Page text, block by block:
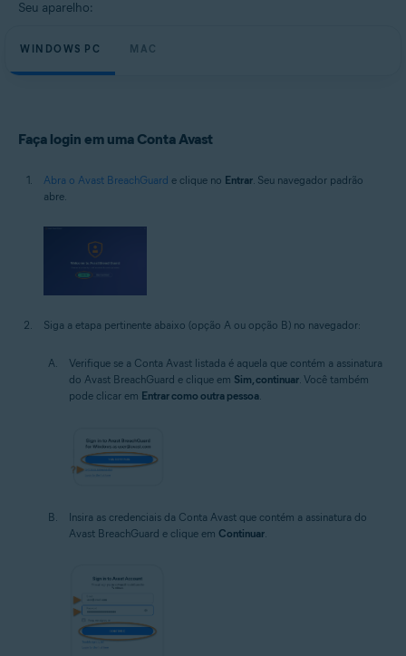
Apple macOS 11.x (Big Sur)
Apple macOS 10.14.x (Mojave)
Seu aparelho:
WINDOWS PC MAC
Faça login em uma Conta Avast
Abra o Avast BreachGuard e clique no Entrar. Seu navegador padrão
abre.
Siga a etapa pertinente abaixo (opção A ou opção B) no navegador:
Verifique se a Conta Avast listada é aquela que contém a assinatura
do Avast BreachGuard e clique em Sim, continuar. Você também
pode clicar em Entrar como outra pessoa.
Insira as credenciais da Conta Avast que contém a assinatura do
Avast BreachGuard e clique em Continuar